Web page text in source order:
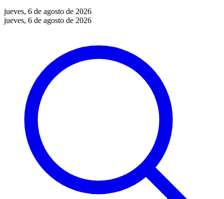
jueves, 6 de agosto de 2026
jueves, 6 de agosto de 2026